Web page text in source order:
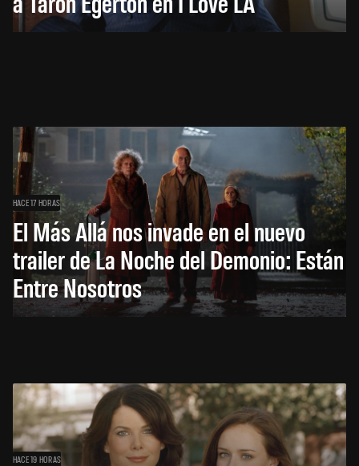
HACE 17 HORAS
El Más Allá nos invade en el nuevo
trailer de La Noche del Demonio: Están
Entre Nosotros
HACE 19 HORAS